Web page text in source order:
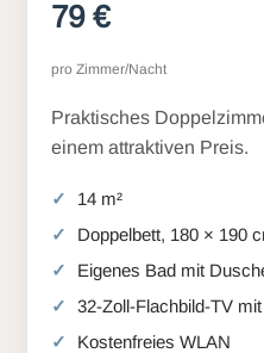
79 €
pro Zimmer/Nacht
Praktisches
einem attraktiven Preis.
14 m²
Doppelbett, 180 × 190
Eigenes Bad mit
32-Zoll-Flachbild-TV
Kostenfreies WLAN